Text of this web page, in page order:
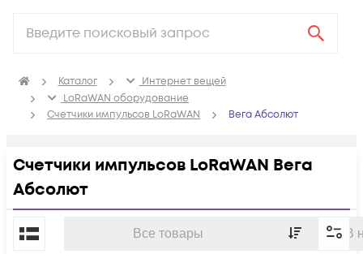
Каталог
Интернет вещей
LoRaWAN оборудование
Счетчики импульсов LoRaWAN
Вега Абсолют
Счетчики импульсов LoRaWAN Вега
Абсолют
Все товары В
По популярности